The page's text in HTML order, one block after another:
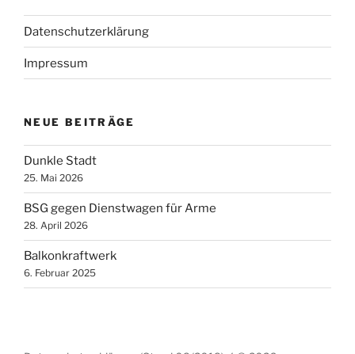
Datenschutzerklärung
Impressum
NEUE BEITRÄGE
Dunkle Stadt
25. Mai 2026
BSG gegen Dienstwagen für Arme
28. April 2026
Balkonkraftwerk
6. Februar 2025